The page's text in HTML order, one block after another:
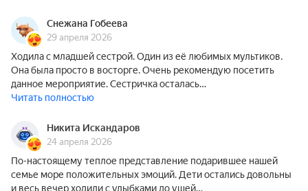
Снежана Гобеева
29 апреля 2026
Ходила с младшей сестрой. Один из её любимых мультиков.
Она была просто в восторге. Очень рекомендую посетить
данное мероприятие. Сестричка осталась…
Читать полностью
Никита Искандаров
24 апреля 2026
По-настоящему теплое представление подарившее нашей
семье море положительных эмоций. Дети остались довольны
и весь вечер ходили с улыбками до ушей…